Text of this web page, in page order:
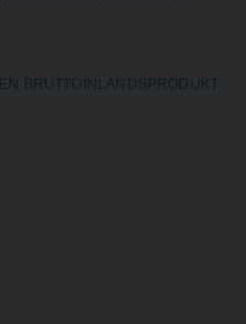
BRUTTOINLANDSPRODUKT